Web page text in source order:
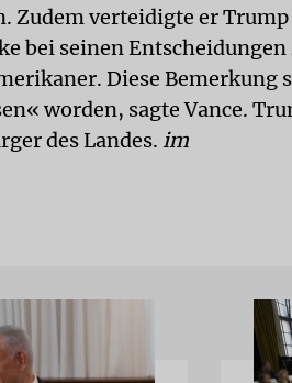
Zudem verteidigte er Trump
bei seinen
Diese Bemerkung
worden, sagte Vance.
des Landes. im